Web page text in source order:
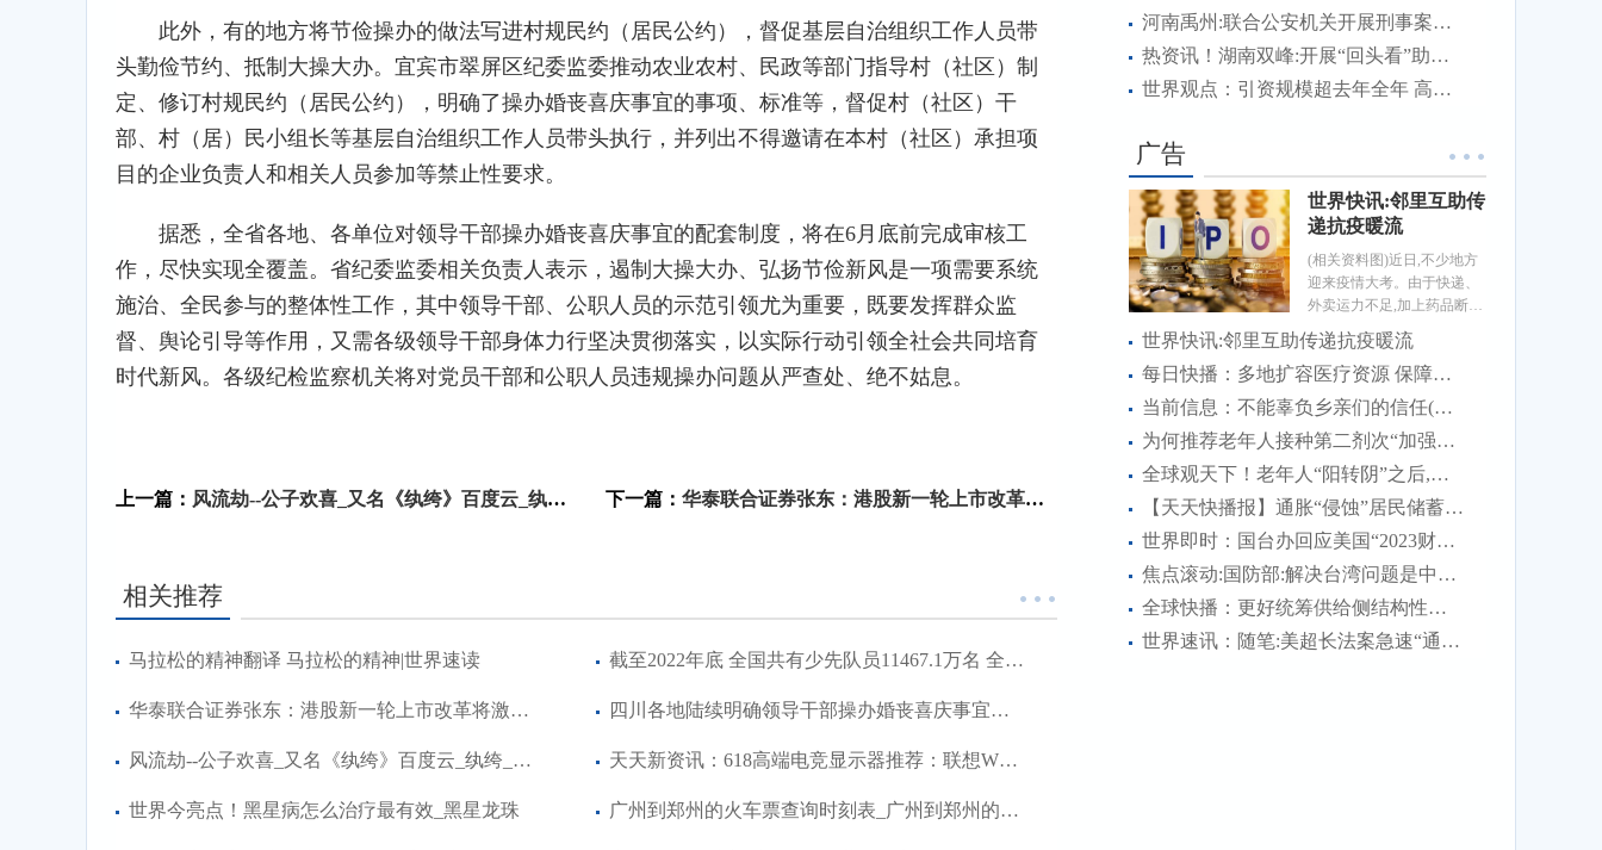
此外，有的地方将节俭操办的做法写进村规民约（居民公约），督促基层自治组织工作人员带
头勤俭节约、抵制大操大办。宜宾市翠屏区纪委监委推动农业农村、民政等部门指导村（社区）制
定、修订村规民约（居民公约），明确了操办婚丧喜庆事宜的事项、标准等，督促村（社区）干
部、村（居）民小组长等基层自治组织工作人员带头执行，并列出不得邀请在本村（社区）承担项
目的企业负责人和相关人员参加等禁止性要求。
据悉，全省各地、各单位对领导干部操办婚丧喜庆事宜的配套制度，将在6月底前完成审核工
作，尽快实现全覆盖。省纪委监委相关负责人表示，遏制大操大办、弘扬节俭新风是一项需要系统
施治、全民参与的整体性工作，其中领导干部、公职人员的示范引领尤为重要，既要发挥群众监
督、舆论引导等作用，又需各级领导干部身体力行坚决贯彻落实，以实际行动引领全社会共同培育
时代新风。各级纪检监察机关将对党员干部和公职人员违规操办问题从严查处、绝不姑息。
上一篇： 风流劫--公子欢喜_又名《纨绔》百度云_纨绔_风流劫公子欢喜 下一篇： 华泰联合证券张东：港股新一轮上市改革将激发科技企业上市热潮-天天看热讯
相关推荐
马拉松的精神翻译 马拉松的精神|世界速读 截至2022年底 全国共有少先队员11467.1万名 全球新资讯
华泰联合证券张东：港股新一轮上市改革将激发科技企业上市热潮-天天看热讯 四川各地陆续明确领导干部操办婚丧喜庆事宜具体标准 遏制大操大办 弘扬节俭新风
风流劫--公子欢喜_又名《纨绔》百度云_纨绔_风流劫公子欢喜 天天新资讯：618高端电竞显示器推荐：联想W2729SHL值得入手
世界今亮点！黑星病怎么治疗最有效_黑星龙珠 广州到郑州的火车票查询时刻表_广州到郑州的火车票
河南禹州:联合公安机关开展刑事案件诉前财产调查
热资讯！湖南双峰:开展“回头看”助推检察建议落地见效
世界观点：引资规模超去年全年 高质量发展成色足——透视中国前11个月吸引外资成绩单
广告
世界快讯:邻里互助传
递抗疫暖流
(相关资料图)近日,不少地方
迎来疫情大考。由于快递、
外卖运力不足,加上药品断
货、抗原检测试剂脱销等,
不...
世界快讯:邻里互助传递抗疫暖流
每日快播：多地扩容医疗资源 保障群众就医用药
当前信息：不能辜负乡亲们的信任(青春日记)
为何推荐老年人接种第二剂次“加强针”?
全球观天下！老年人“阳转阴”之后,需要注意什么?
【天天快播报】通胀“侵蚀”居民储蓄 美国经济再遇“逆风”
世界即时：国台办回应美国“2023财年国防授权法案”:强烈不满、坚决反对
焦点滚动:国防部:解决台湾问题是中国人自己的事 美方无权说三道四
全球快播：更好统筹供给侧结构性改革和扩大内需——学习领会“六个更好统筹”之三
世界速讯：随笔:美超长法案急速“通关”的背后